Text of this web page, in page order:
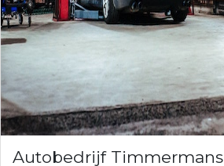
Autobedrijf Timmermans